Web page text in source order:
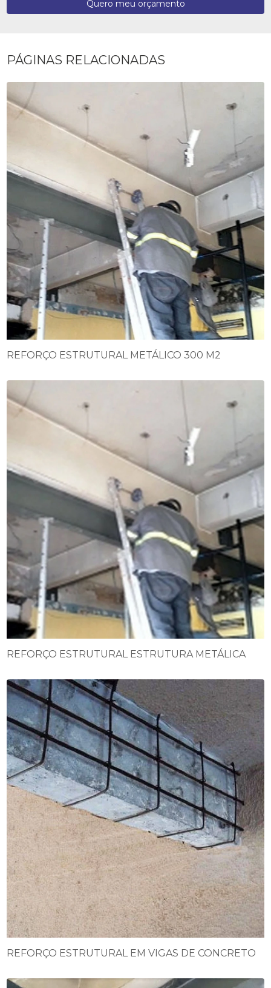
Quero meu orçamento
PÁGINAS RELACIONADAS
REFORÇO ESTRUTURAL METÁLICO 300 M2
REFORÇO ESTRUTURAL ESTRUTURA METÁLICA
REFORÇO ESTRUTURAL EM VIGAS DE CONCRETO